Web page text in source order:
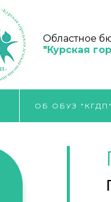
Областное
"Курская
ОБ ОБУЗ